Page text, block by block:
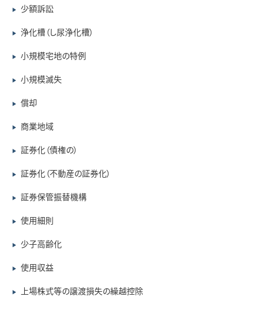
▶ 少額訴訟
▶ 浄化槽（し尿浄化槽）
▶ 小規模宅地の特例
▶ 小規模滅失
▶ 償却
▶ 商業地域
▶ 証券化（債権の）
▶ 証券化（不動産の証券化）
▶ 証券保管振替機構
▶ 使用細則
▶ 少子高齢化
▶ 使用収益
▶ 上場株式等の譲渡損失の繰越控除